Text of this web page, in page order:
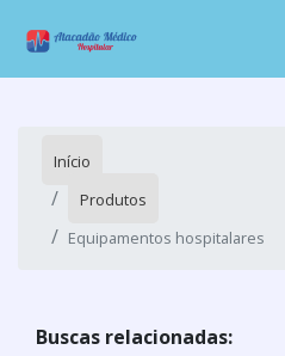
Início
Produtos
Equipamentos hospitalares
Buscas relacionadas: